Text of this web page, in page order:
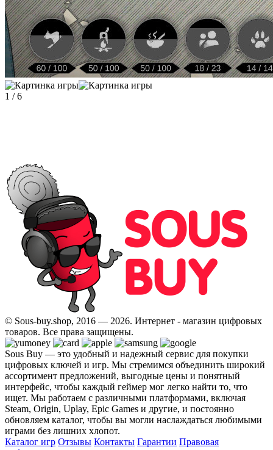
1 /6
© Sous-buy.shop, 2016 — 2026. Интернет - магазин цифровых
товаров. Все права защищены.
Sous Buy — это удобный и надежный сервис для покупки
цифровых ключей и игр. Мы стремимся объединить широкий
ассортимент предложений, выгодные цены и понятный
интерфейс, чтобы каждый геймер мог легко найти то, что
ищет. Мы работаем с различными платформами, включая
Steam, Origin, Uplay, Epic Games и другие, и постоянно
обновляем каталог, чтобы вы могли наслаждаться любимыми
играми без лишних хлопот.
Каталог игр Отзывы Контакты Гарантии Правовая